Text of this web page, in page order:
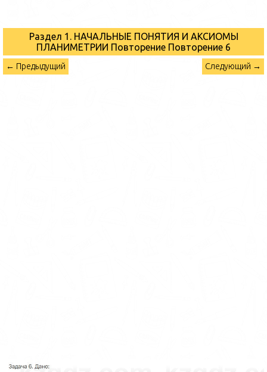
Раздел 1. НАЧАЛЬНЫЕ ПОНЯТИЯ И АКСИОМЫ
ПЛАНИМЕТРИИ Повторение Повторение 6
← Предыдущий Следующий →